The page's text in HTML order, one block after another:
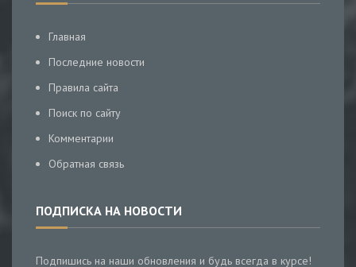
Главная
Последние новости
Правила сайта
Поиск по сайту
Комментарии
Обратная связь
ПОДПИСКА НА НОВОСТИ
Подпишись на наши обновления и будь всегда в курсе!